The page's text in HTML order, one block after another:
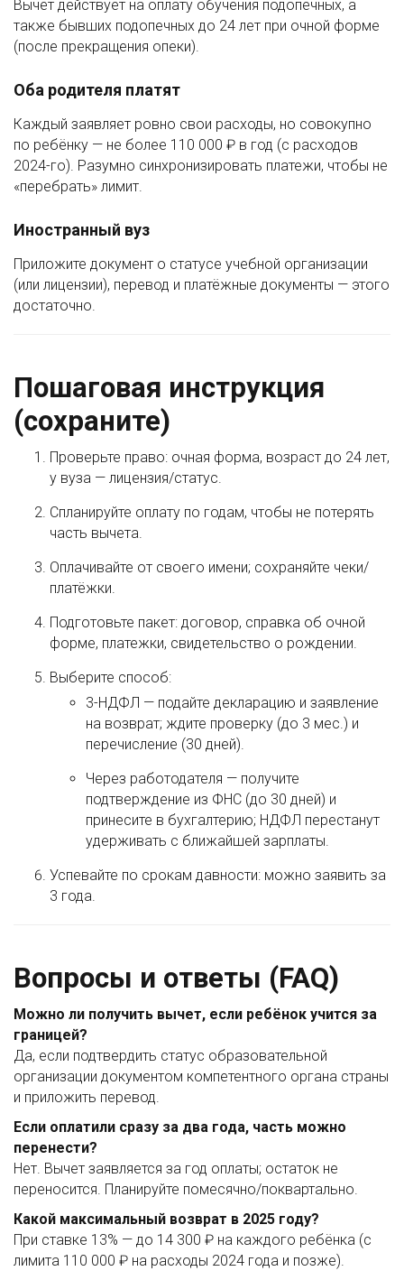
Вычет действует на оплату обучения подопечных, а
также бывших подопечных до 24 лет при очной форме
(после прекращения опеки).
Оба родителя платят
Каждый заявляет ровно свои расходы, но совокупно
по ребёнку — не более 110 000 ₽ в год (с расходов
2024-го). Разумно синхронизировать платежи, чтобы не
«перебрать» лимит.
Иностранный вуз
Приложите документ о статусе учебной организации
(или лицензии), перевод и платёжные документы — этого
достаточно.
Пошаговая инструкция
(сохраните)
Проверьте право: очная форма, возраст до 24 лет,
у вуза — лицензия/статус.
Спланируйте оплату по годам, чтобы не потерять
часть вычета.
Оплачивайте от своего имени; сохраняйте чеки/
платёжки.
Подготовьте пакет: договор, справка об очной
форме, платежки, свидетельство о рождении.
Выберите способ:
3-НДФЛ — подайте декларацию и заявление
на возврат; ждите проверку (до 3 мес.) и
перечисление (30 дней).
Через работодателя — получите
подтверждение из ФНС (до 30 дней) и
принесите в бухгалтерию; НДФЛ перестанут
удерживать с ближайшей зарплаты.
Успевайте по срокам давности: можно заявить за
3 года.
Вопросы и ответы (FAQ)
Можно ли получить вычет, если ребёнок учится за
границей?
Да, если подтвердить статус образовательной
организации документом компетентного органа страны
и приложить перевод.
Если оплатили сразу за два года, часть можно
перенести?
Нет. Вычет заявляется за год оплаты; остаток не
переносится. Планируйте помесячно/поквартально.
Какой максимальный возврат в 2025 году?
При ставке 13% — до 14 300 ₽ на каждого ребёнка (с
лимита 110 000 ₽ на расходы 2024 года и позже).